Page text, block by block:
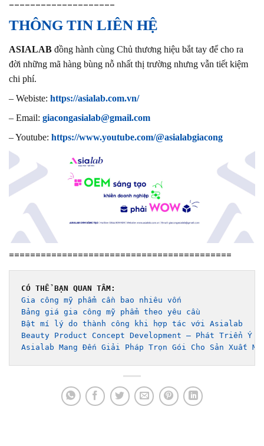
THÔNG TIN LIÊN HỆ
ASIALAB đồng hành cùng Chủ thương hiệu bắt tay để cho ra
đời những mã hàng bùng nỗ nhất thị trường nhưng vẫn tiết kiệm
chi phí.
– Webiste: https://asialab.com.vn/
– Email: giacongasialab@gmail.com
– Youtube: https://www.youtube.com/@asialabgiacong
==========================================
CÓ THỂ BẠN QUAN TÂM:
Gia công mỹ phẩm cần bao nhiêu vốn
Bảng giá gia công mỹ phẩm theo yêu cầu
Bật mí lý do thành công khi hợp tác với Asialab
Beauty Product Concept Development – Phát Triển Ý
Asialab Mang Đến Giải Pháp Trọn Gói Cho Sản Xuất Mỹ